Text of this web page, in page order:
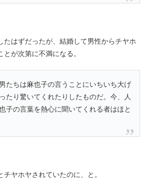
たはずだったが、結婚して男性からチヤホ
が次第に不満になる。
たちは麻也子の言うことにいちいち大げ
たり驚いてくれたりしたものだ。今、人
子の言葉を熱心に聞いてくれる者はほと
ヤホヤされていたのに、と。